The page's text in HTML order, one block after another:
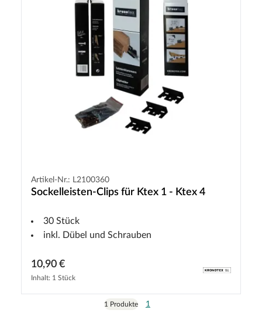
Artikel-Nr.: L2100360
Sockelleisten-Clips für Ktex 1 - Ktex 4
30 Stück
inkl. Dübel und Schrauben
10,90 €
Inhalt: 1 Stück
1 Produkte 1